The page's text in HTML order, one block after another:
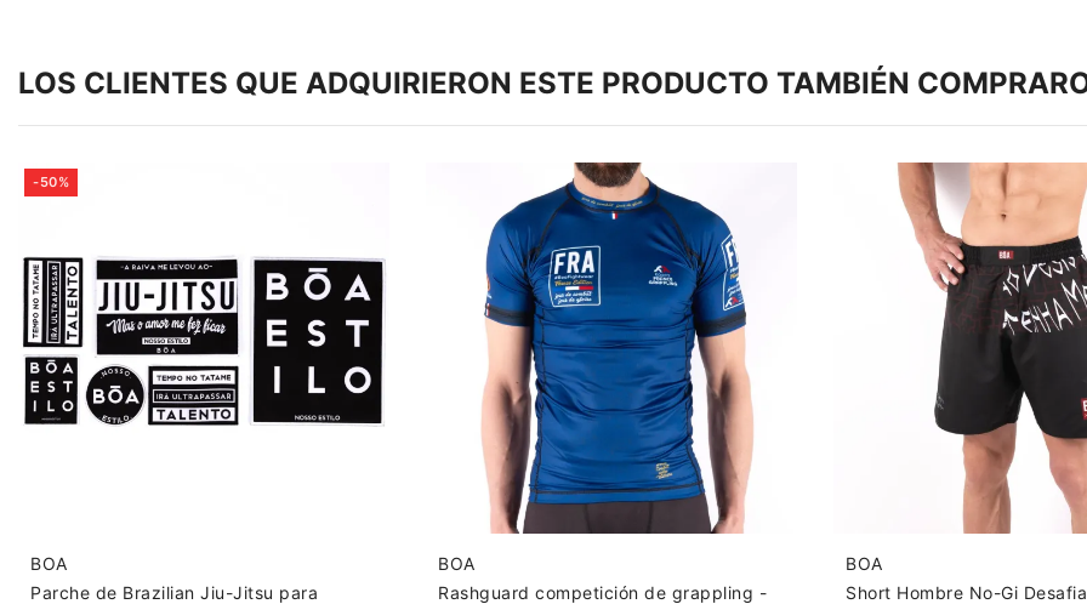
LOS CLIENTES QUE ADQUIRIERON ESTE PRODUCTO TAMBIÉN
-50%
BOA
Parche de Brazilian Jiu-Jitsu para
BOA
Rashguard competición de grappling -
BOA
Short Hombre No-Gi